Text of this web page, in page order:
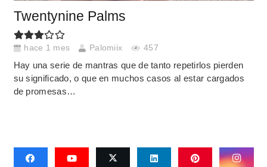
Twentynine Palms
hace 1 mes Palomiix 457
Hay una serie de mantras que de tanto repetirlos pierden
su significado, o que en muchos casos al estar cargados
de promesas…